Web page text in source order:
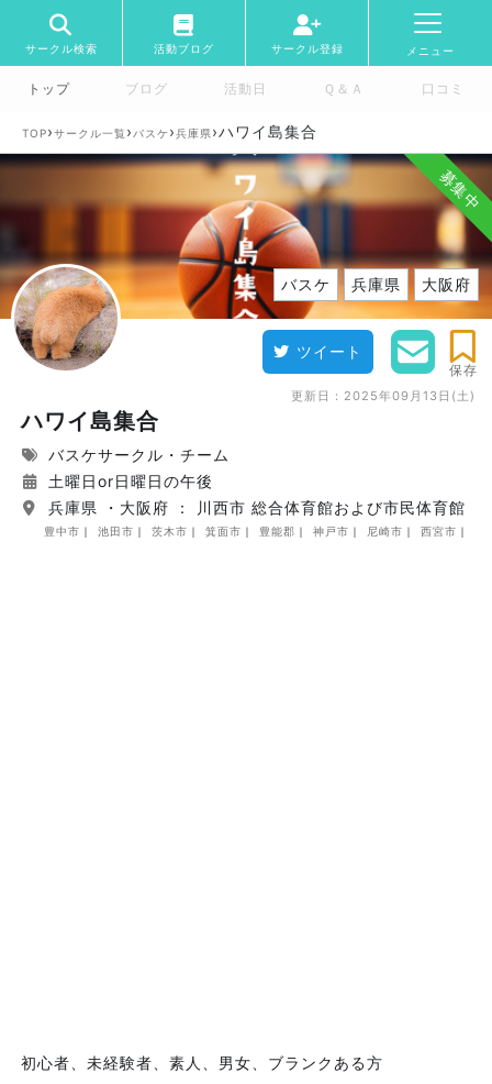
サークル検索 活動ブログ サークル登録 メニュー
トップ ブログ 活動日 Ｑ＆Ａ 口コミ
TOP›サークル一覧 › バスケ ›兵庫県›ハワイ島集合
募集中
バスケ 兵庫県 大阪府
ツイート
保存
更新日： 2025年09月13日(土)
ハワイ島集合
バスケサークル・チーム
土曜日or日曜日の午後
兵庫県 ・大阪府 ： 川西市 総合体育館および市民体育館
豊中市 池田市 茨木市 箕面市 豊能郡 神戸市 尼崎市 西宮市
初心者、未経験者、素人、男女、ブランクある方